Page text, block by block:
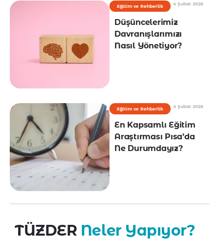
Eğitim ve Rehberlik 4 Şubat 2026
Düşüncelerimiz
Davranışlarımızı
Nasıl Yönetiyor?
Eğitim ve Rehberlik 4 Şubat 2026
En Kapsamlı Eğitim
Araştırması Pısa’da
Ne Durumdayız?
TÜZDER Neler Yapıyor?